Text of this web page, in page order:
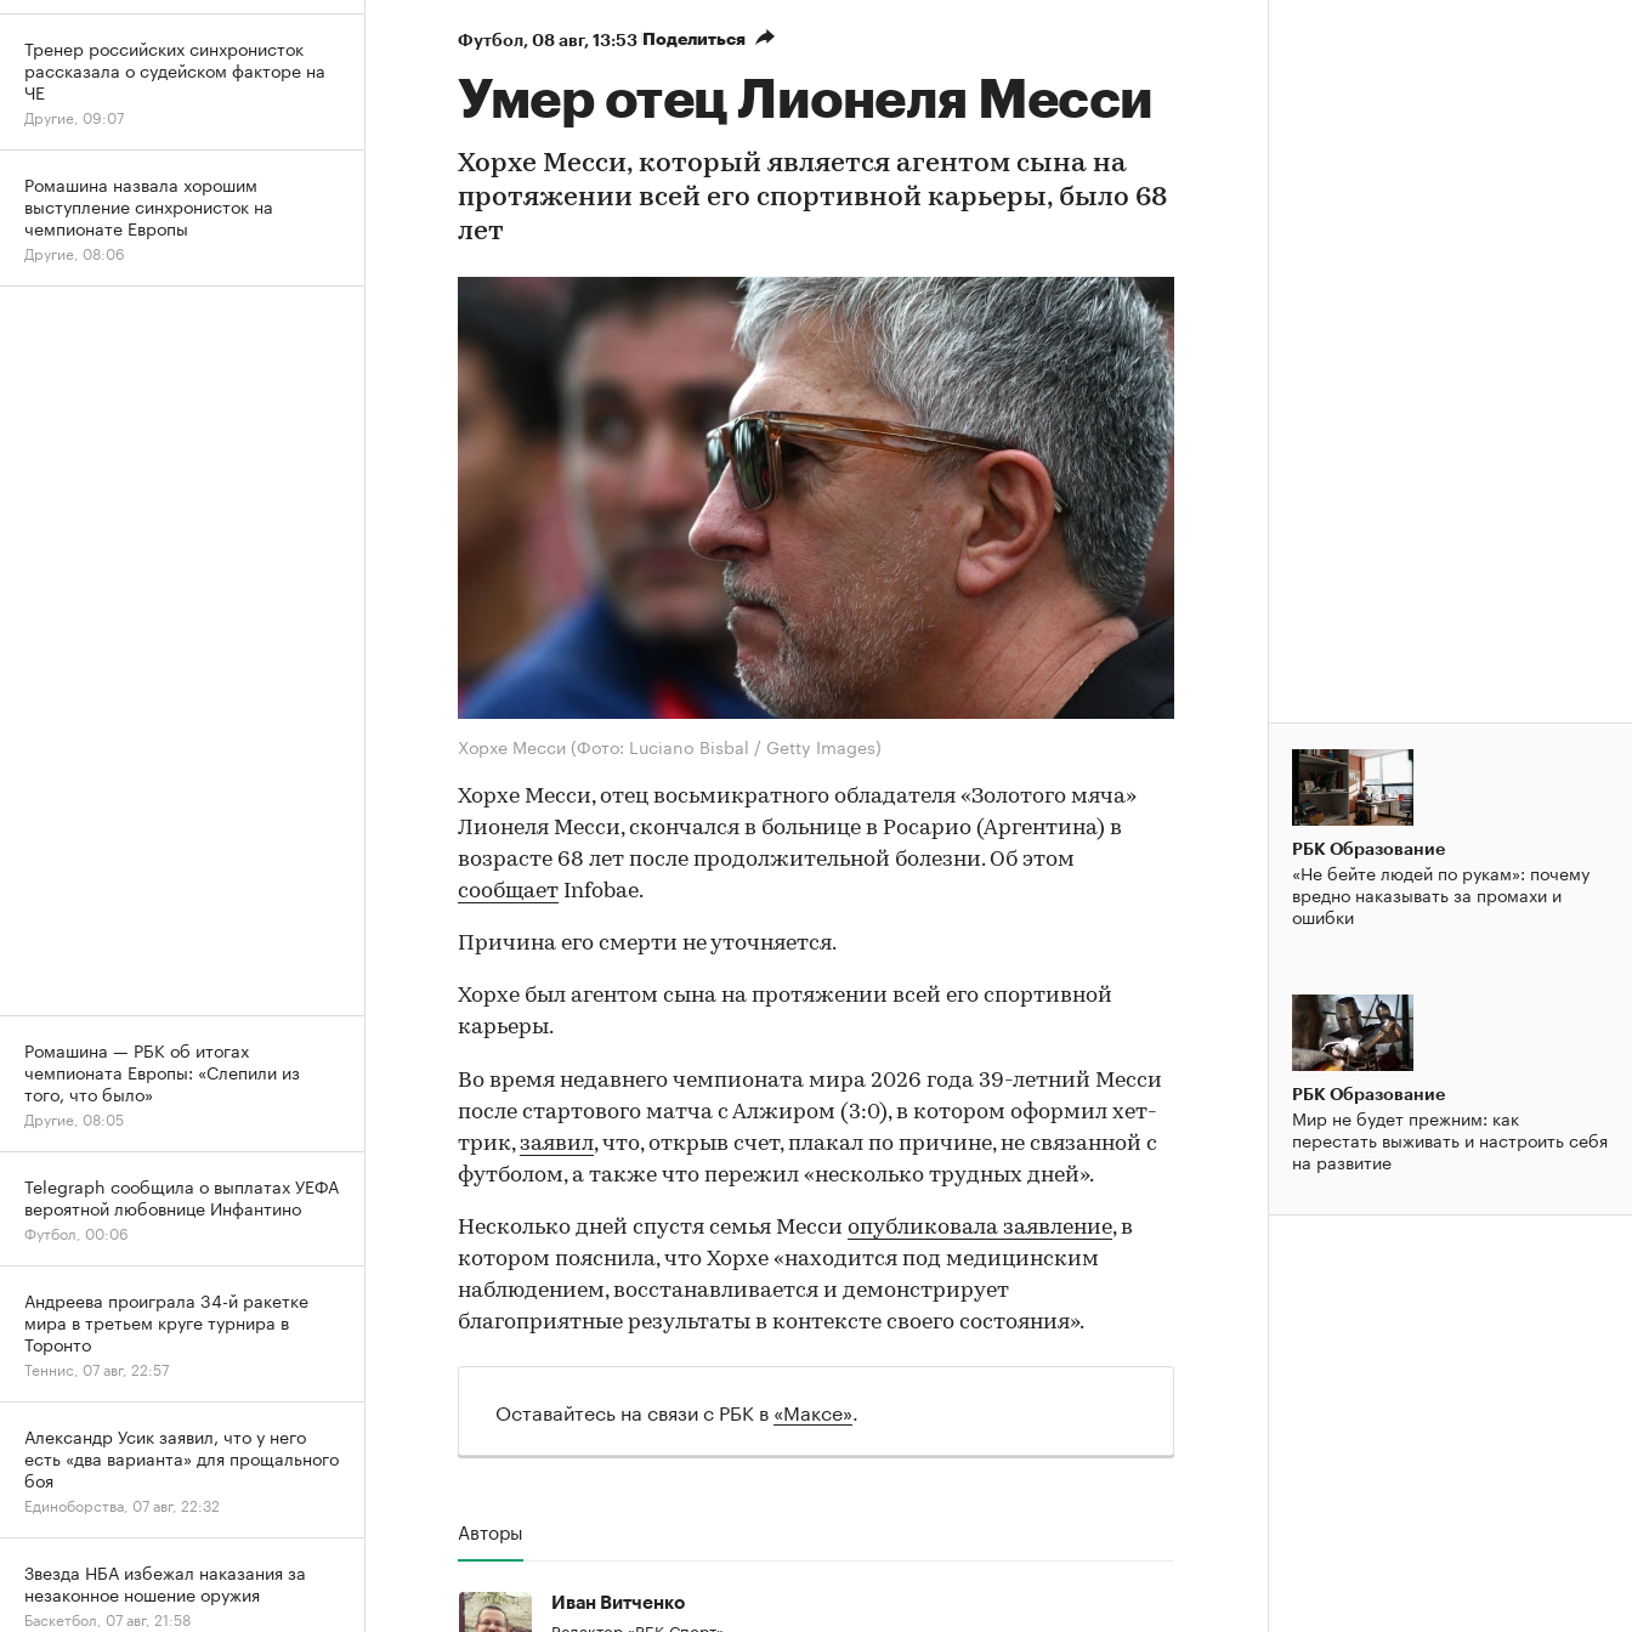
Футбол⁠, 08 авг, 13:53 Поделиться
Умер отец Лионеля Месси
Хорхе Месси, который является агентом сына на
протяжении всей его спортивной карьеры, было 68
лет
Хорхе Месси (Фото: Luciano Bisbal / Getty Images)
Хорхе Месси, отец восьмикратного обладателя «Золотого мяча»
Лионеля Месси, скончался в больнице в Росарио (Аргентина) в
возрасте 68 лет после продолжительной болезни. Об этом
сообщает Infobae.
Причина его смерти не уточняется.
Хорхе был агентом сына на протяжении всей его спортивной
карьеры.
Во время недавнего чемпионата мира 2026 года 39-летний Месси
после стартового матча с Алжиром (3:0), в котором оформил хет-
трик,заявил, что, открыв счет, плакал по причине, не связанной с
футболом, а также что пережил «несколько трудных дней».
Несколько дней спустя семья Месси опубликовала заявление, в
котором пояснила, что Хорхе «находится под медицинским
наблюдением, восстанавливается и демонстрирует
благоприятные результаты в контексте своего состояния».
Оставайтесь на связи с РБК в «Максе»
Авторы
Иван Витченко
РБК Образование
«Не бейте людей по рукам»: почему
вредно наказывать за промахи и
ошибки
РБК Образование
Мир не будет прежним: как
перестать выживать и настроить себя
на развитие
Тренер российских синхронисток
рассказала о судейском факторе на
ЧЕ
Другие, 09:07
Ромашина назвала хорошим
выступление синхронисток на
чемпионате Европы
Другие, 08:06
Ромашина — РБК об итогах
чемпионата Европы: «Слепили из
того, что было»
Другие, 08:05
Telegraph сообщила о выплатах УЕФА
вероятной любовнице Инфантино
Футбол, 00:06
Андреева проиграла 34-й ракетке
мира в третьем круге турнира в
Торонто
Теннис, 07 авг, 22:57
Александр Усик заявил, что у него
есть «два варианта» для прощального
боя
Единоборства, 07 авг, 22:32
Звезда НБА избежал наказания за
незаконное ношение оружия
Баскетбол, 07 авг, 21:58